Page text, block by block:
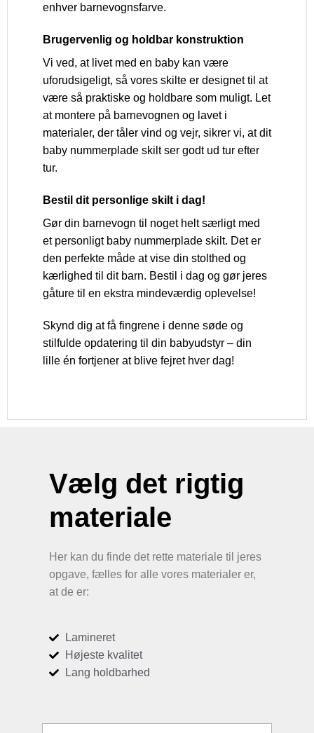
enhver barnevognsfarve.
Brugervenlig og holdbar konstruktion
Vi ved, at livet med en baby kan være
uforudsigeligt, så vores skilte er designet til at
være så praktiske og holdbare som muligt. Let
at montere på barnevognen og lavet i
materialer, der tåler vind og vejr, sikrer vi, at dit
baby nummerplade skilt ser godt ud tur efter
tur.
Bestil dit personlige skilt i dag!
Gør din barnevogn til noget helt særligt med
et personligt baby nummerplade skilt. Det er
den perfekte måde at vise din stolthed og
kærlighed til dit barn. Bestil i dag og gør jeres
gåture til en ekstra mindeværdig oplevelse!
Skynd dig at få fingrene i denne søde og
stilfulde opdatering til din babyudstyr – din
lille én fortjener at blive fejret hver dag!
Vælg det rigtig
materiale
Her kan du finde det rette materiale til jeres
opgave, fælles for alle vores materialer er,
at de er:
Lamineret
Højeste kvalitet
Lang holdbarhed